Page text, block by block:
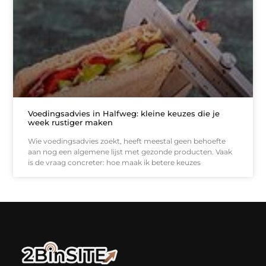
Voedingsadvies in Halfweg: kleine keuzes die je
week rustiger maken
Wie voedingsadvies zoekt, heeft meestal geen behoefte
aan nog een algemene lijst met gezonde producten. Vaak
is de vraag concreter: hoe maak ik betere keuzes